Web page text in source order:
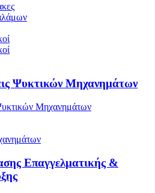
Ψυκτικών Μηχανημάτων
Μηχανημάτων
Επαγγελματικής &